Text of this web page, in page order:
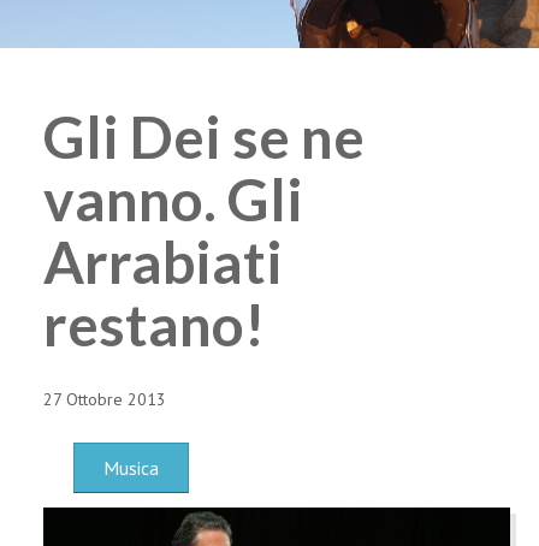
Gli Dei se ne
vanno. Gli
Arrabiati
restano!
27 Ottobre 2013
Musica